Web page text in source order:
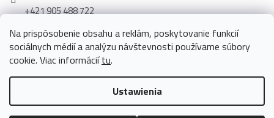
Na prispôsobenie obsahu a reklám, poskytovanie funkcií
sociálnych médií a analýzu návštevnosti používame súbory
cookie. Viac informáciítu.
Ustawienia
+421 905 488 722
Opracował Shoptet